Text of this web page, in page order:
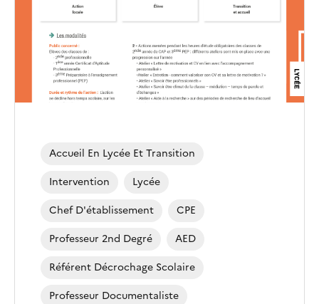
Accueil En Lycée Et Transition
Intervention
Lycée
Chef D'établissement
CPE
Professeur 2nd Degré
AED
Référent Décrochage Scolaire
Professeur Documentaliste